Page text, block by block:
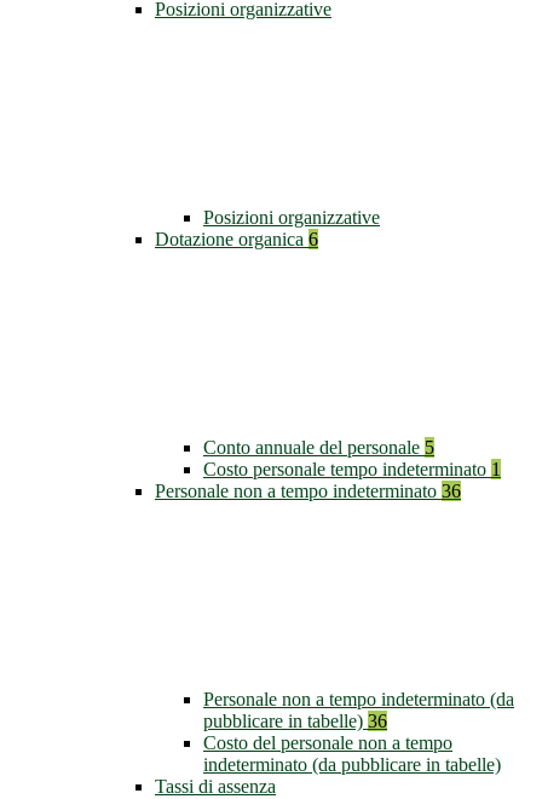
Posizioni organizzative
Posizioni organizzative
Dotazione organica 6
Conto annuale del personale 5
Costo personale tempo indeterminato 1
Personale non a tempo indeterminato 36
Personale non a tempo indeterminato (da
pubblicare in tabelle) 36
Costo del personale non a tempo
indeterminato (da pubblicare in tabelle)
Tassi di assenza